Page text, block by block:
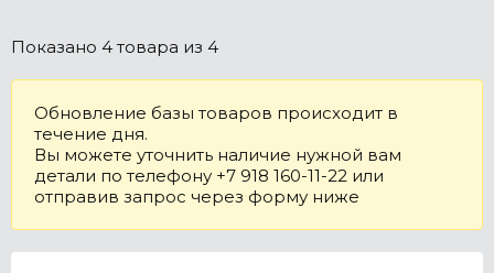
Показано 4 товара из 4
Обновление базы товаров происходит в
течение дня.
Вы можете уточнить наличие нужной вам
детали по телефону +7 918 160-11-22 или
отправив запрос через форму ниже